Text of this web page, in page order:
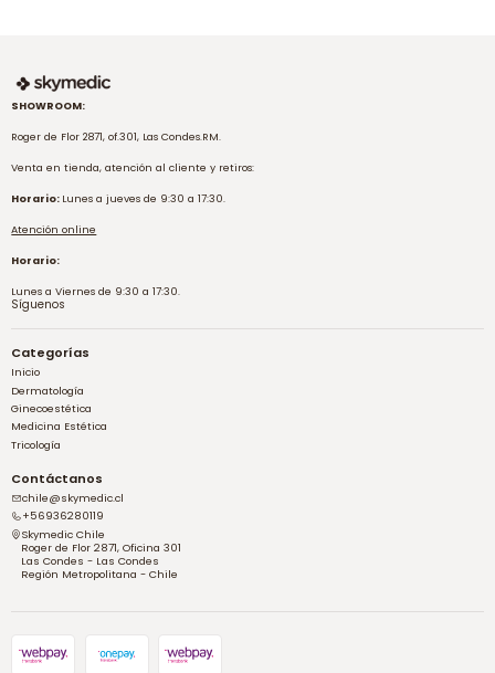
SHOWROOM:
Roger de Flor 2871, of.301, Las Condes.RM.
Venta en tienda, atención al cliente y retiros:
Horario: Lunes a jueves de 9:30 a 17:30.
Atención online
Horario:
Lunes a Viernes de 9:30 a 17:30.
Síguenos
Categorías
Inicio
Dermatología
Ginecoestética
Medicina Estética
Tricología
Contáctanos
chile@skymedic.cl
+56936280119
Skymedic Chile
Roger de Flor 2871, Oficina 301
Las Condes - Las Condes
Región Metropolitana - Chile